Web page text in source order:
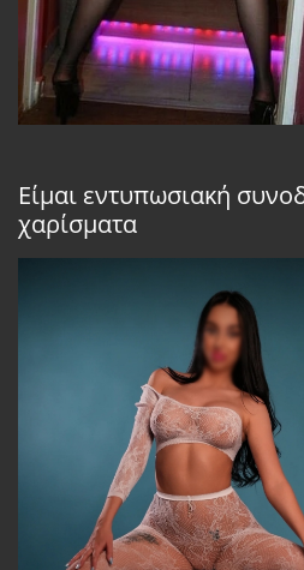
Είμαι εντυπωσιακή
χαρίσματα